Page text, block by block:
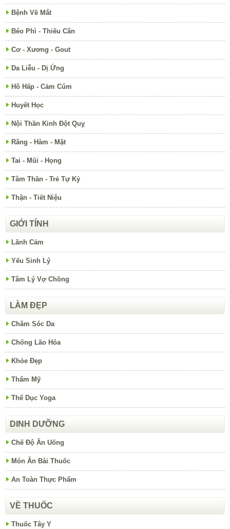
Bệnh Về Mắt
Béo Phì - Thiếu Cân
Cơ - Xương - Gout
Da Liễu - Dị Ứng
Hô Hấp - Cảm Cúm
Huyết Học
Nội Thần Kinh Đột Quỵ
Răng - Hàm - Mặt
Tai - Mũi - Họng
Tâm Thần - Trẻ Tự Kỷ
Thận - Tiết Niệu
GIỚI TÍNH
Lãnh Cảm
Yếu Sinh Lý
Tâm Lý Vợ Chồng
LÀM ĐẸP
Chăm Sóc Da
Chống Lão Hóa
Khỏe Đẹp
Thẩm Mỹ
Thể Dục Yoga
DINH DƯỠNG
Chế Độ Ăn Uống
Món Ăn Bài Thuốc
An Toàn Thực Phẩm
VỀ THUỐC
Thuốc Tây Y